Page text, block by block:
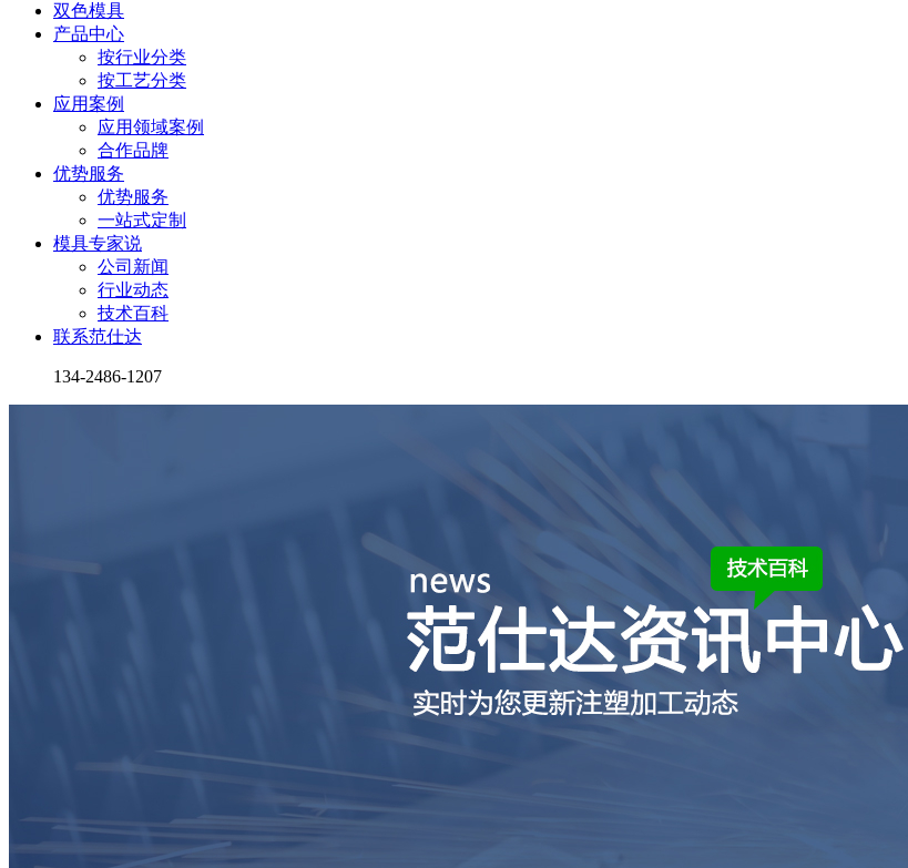
双色模具
产品中心
按行业分类
按工艺分类
应用案例
应用领域案例
合作品牌
优势服务
优势服务
一站式定制
模具专家说
公司新闻
行业动态
技术百科
联系范仕达
134-2486-1207